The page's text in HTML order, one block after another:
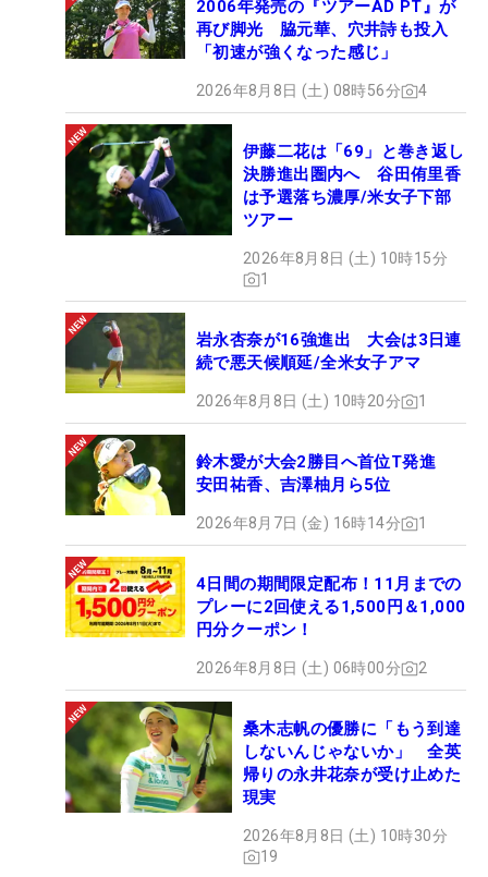
2006年発売の『ツアーAD PT』が
再び脚光 脇元華、穴井詩も投入
「初速が強くなった感じ」
2026年8月8日 (土) 08時56分 4
伊藤二花は「69」と巻き返し
決勝進出圏内へ 谷田侑里香
は予選落ち濃厚/米女子下部
ツアー
2026年8月8日 (土) 10時15分
1
岩永杏奈が16強進出 大会は3日連
続で悪天候順延/全米女子アマ
2026年8月8日 (土) 10時20分 1
鈴木愛が大会2勝目へ首位T発進
安田祐香、吉澤柚月ら5位
2026年8月7日 (金) 16時14分 1
4日間の期間限定配布！11月までの
プレーに2回使える1,500円＆1,000
円分クーポン！
2026年8月8日 (土) 06時00分 2
桑木志帆の優勝に「もう到達
しないんじゃないか」 全英
帰りの永井花奈が受け止めた
現実
2026年8月8日 (土) 10時30分
19